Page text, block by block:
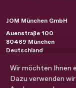
JOM München GmbH
Auenstraße 100
80469 München
Deutschland
Fax.:0 89/230 21 44-
E-Mail: info@jom-
Wir möchten Ihnen
Dazu verwenden